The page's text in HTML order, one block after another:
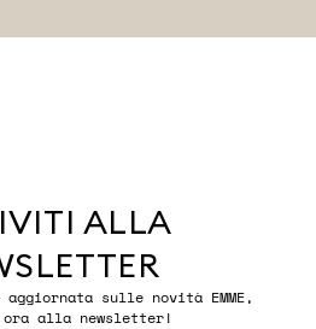
ALLA
aggiornata sulle novità EMME,
alla newsletter!